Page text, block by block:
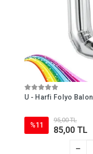
U - Harfi Folyo
%11
95,00 TL
85,00 TL